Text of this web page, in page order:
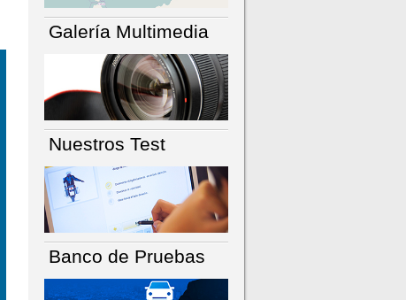
Galería Multimedia
Nuestros Test
Banco de Pruebas